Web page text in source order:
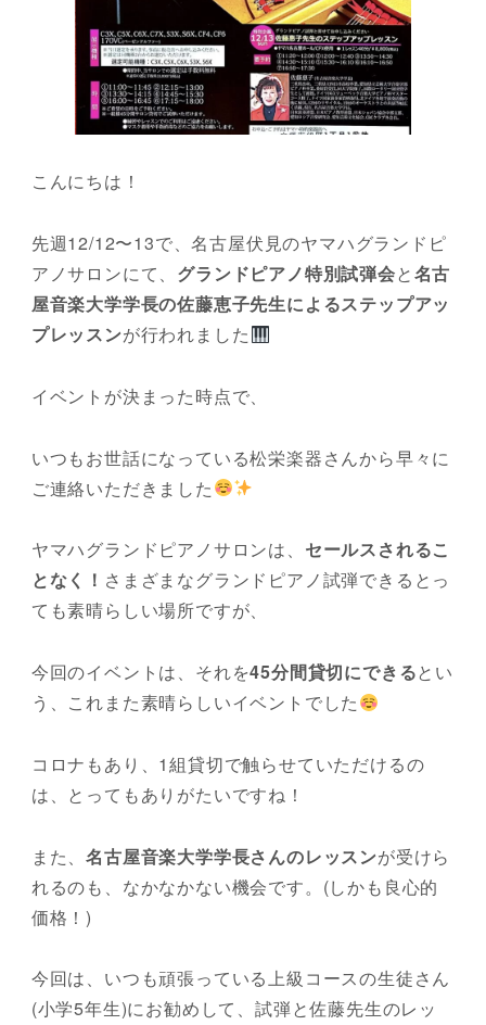
こんにちは！
先週12/12〜13で、名古屋伏見のヤマハグランドピ
アノサロンにて、 グランドピアノ特別試弾会と名古
屋音楽大学学長の佐藤恵子先生によるステップアッ
プレッスンが行われました
イベントが決まった時点で、
いつもお世話になっている松栄楽器さんから早々に
ご連絡いただきました
ヤマハグランドピアノサロンは、 セールスされるこ
となく！ さまざまなグランドピアノ試弾できるとっ
ても素晴らしい場所ですが、
今回のイベントは、それを45分間貸切にできるとい
う、これまた素晴らしいイベントでした
コロナもあり、1組貸切で触らせていただけるの
は、とってもありがたいですね！
また、名古屋音楽大学学長さんのレッスンが受けら
れるのも、なかなかない機会です。(しかも良心的
価格！)
今回は、いつも頑張っている上級コースの生徒さん
(小学5年生)にお勧めして、試弾と佐藤先生のレッ